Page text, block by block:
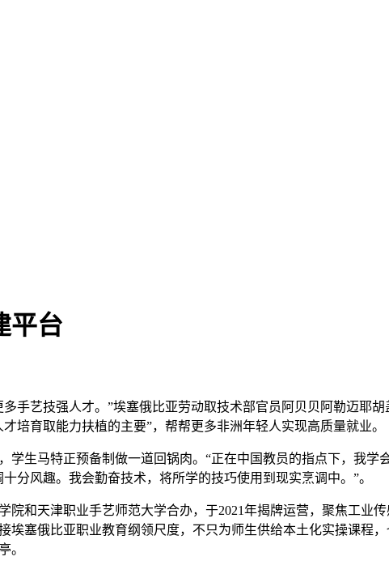
平台
艺技强人才。”埃塞俄比亚劳动取技术部官员阿贝贝阿勒迈耶
培育取能力扶植的主要”，帮帮更多非洲年轻人实现高质量就业。
马特正预备制做一道回锅肉。“正在中国教员的指点下，我学
分风趣。我会勤奋技术，将所学的技巧使用到现实烹调中。”。
天津职业手艺师范大学合办，于2021年揭牌运营，聚焦工业
埃塞俄比亚职业教育纲领尺度，不只为师生供给本土化实操课程
。